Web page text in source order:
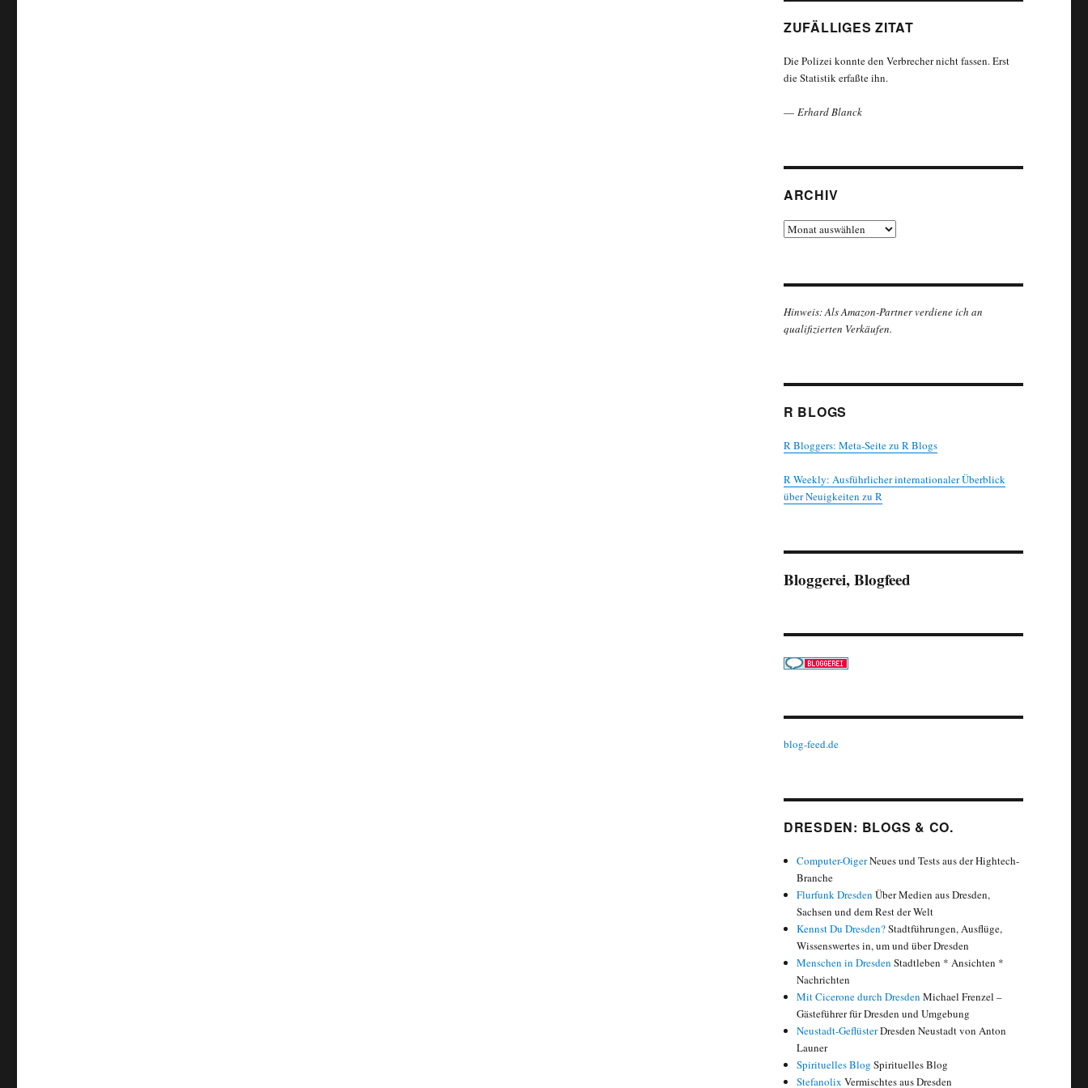
ZUFÄLLIGES ZITAT
Die Polizei konnte den Verbrecher nicht fassen. Erst
die Statistik erfaßte ihn.
— Erhard Blanck
ARCHIV
Archiv
Hinweis: Als Amazon-Partner verdiene ich an
qualifizierten Verkäufen.
R BLOGS
R Bloggers: Meta-Seite zu R Blogs
R Weekly: Ausführlicher internationaler Überblick
über Neuigkeiten zu R
Bloggerei, Blogfeed
blog-feed.de
DRESDEN: BLOGS & CO.
Computer-OigerNeues und Tests aus der Hightech-
Branche
Flurfunk Dresden Über Medien aus Dresden,
Sachsen und dem Rest der Welt
Kennst Du Dresden?Stadtführungen, Ausflüge,
Wissenswertes in, um und über Dresden
Menschen in Dresden Stadtleben * Ansichten *
Nachrichten
Mit Cicerone durch Dresden Michael Frenzel –
Gästeführer für Dresden und Umgebung
Neustadt-GeflüsterDresden Neustadt von Anton
Launer
Spirituelles Blog Spirituelles Blog
Stefanolix Vermischtes aus Dresden